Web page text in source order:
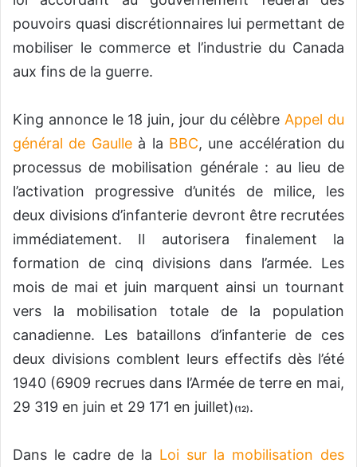
pouvoirs quasi discrétionnaires lui permettant de
mobiliser le commerce et l’industrie du Canada
aux fins de la guerre.
King annonce le 18 juin, jour du célèbreAppel du
général de Gaulleà la BBC, une accélération du
processus de mobilisation générale : au lieu de
l’activation progressive d’unités de milice, les
deux divisions d’infanterie devront être recrutées
immédiatement. Il autorisera finalement la
formation de cinq divisions dans l’armée. Les
mois de mai et juin marquent ainsi un tournant
vers la mobilisation totale de la population
canadienne. Les bataillons d’infanterie de ces
deux divisions comblent leurs effectifs dès l’été
1940 (6909 recrues dans l’Armée de terre en mai,
29 319 en juin et 29 171 en juillet) (12).
Dans le cadre de la Loi sur la mobilisation des